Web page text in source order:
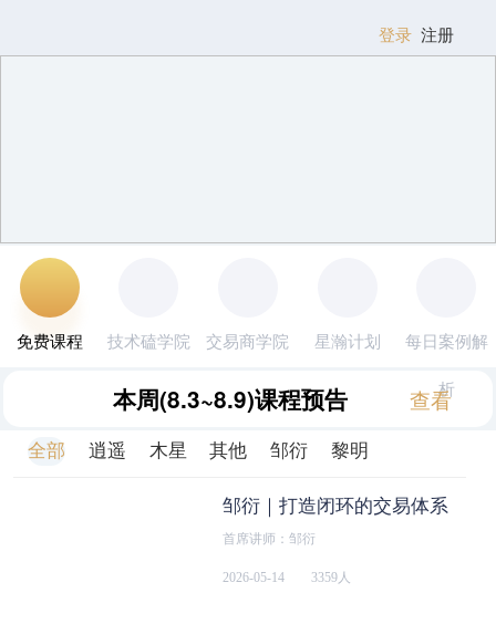
登录 注册
免费课程 技术磕学院 交易商学院 星瀚计划 每日案例解
析
本周(8.3~8.9)课程预告 查看
全部 逍遥 木星 其他 邹衍 黎明
邹衍｜打造闭环的交易体系
首席讲师：邹衍
2026-05-14 3359人